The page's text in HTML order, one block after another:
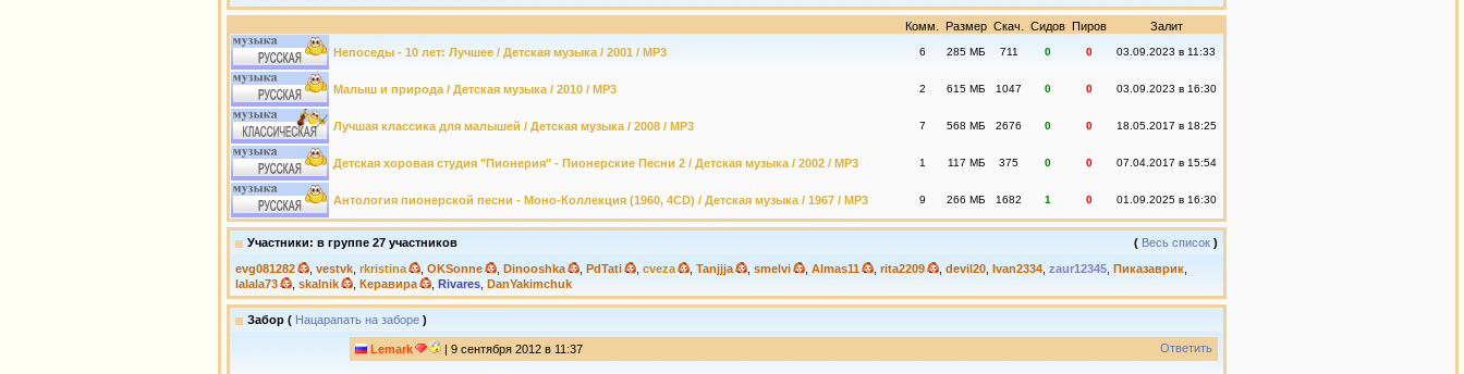
Комм. Размер Скач. Сидов Пиров
Залит
Непоседы - 10 лет: Лучшее / Детская музыка / 2001 / MP3
6 285 МБ 711 0 0 03.09.2023 в 11:33
Малыш и природа / Детская музыка / 2010 / MP3 2 615 МБ 1047 0 0 03.09.2023 в 16:30
Лучшая классика для малышей / Детская музыка / 2008 / MP3 7 568 МБ 2676 0 0 18.05.2017 в 18:25
Детская хоровая студия "Пионерия" - Пионерские Песни 2 / Детская музыка / 2002 / MP3 1 117 МБ 375 0 0 07.04.2017 в 15:54
Антология пионерской песни - Моно-Коллекция (1960, 4CD) / Детская музыка / 1967 / MP3 9 266 МБ 1682 1 0 01.09.2025 в 16:30
Участники: в группе 27 участников ( Весь список )
evg081282
vestvk rkristina OKSonne Dinooshka PdTati cveza Tanjjja smelvi Almas11 rita2209 devil20 Ivan2334 zaur12345 Пиказаврик
lalala73
skalnik Керавира Rivares DanYakimchuk
Забор ( Нацарапать на заборе )
Lеmark | 9 сентября 2012 в 11:37 Ответить